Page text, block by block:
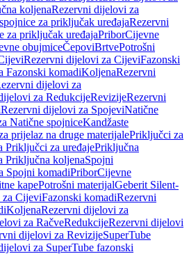
koljenaRezervni dijelovi za
za priključak uređajaRezervni
za priključak uređajaPriborCijevne
obujmiceČepoviBrtvePotrošni
Rezervni dijelovi za CijeviFazonski
Fazonski komadiKoljenaRezervni
dijelovi za
za RedukcijeRevizijeRezervni
Rezervni dijelovi za SpojeviNatične
Natične spojniceKandžaste
prijelaz na druge materijalePriključci za
Priključci za uređajePriključna
Priključna koljenaSpojni
Spojni komadiPriborCijevne
kapePotrošni materijalGeberit Silent-
CijeviFazonski komadiRezervni
KoljenaRezervni dijelovi za
za RačveRedukcijeRezervni dijelovi
dijelovi za RevizijeSuperTube
za SuperTube fazonski